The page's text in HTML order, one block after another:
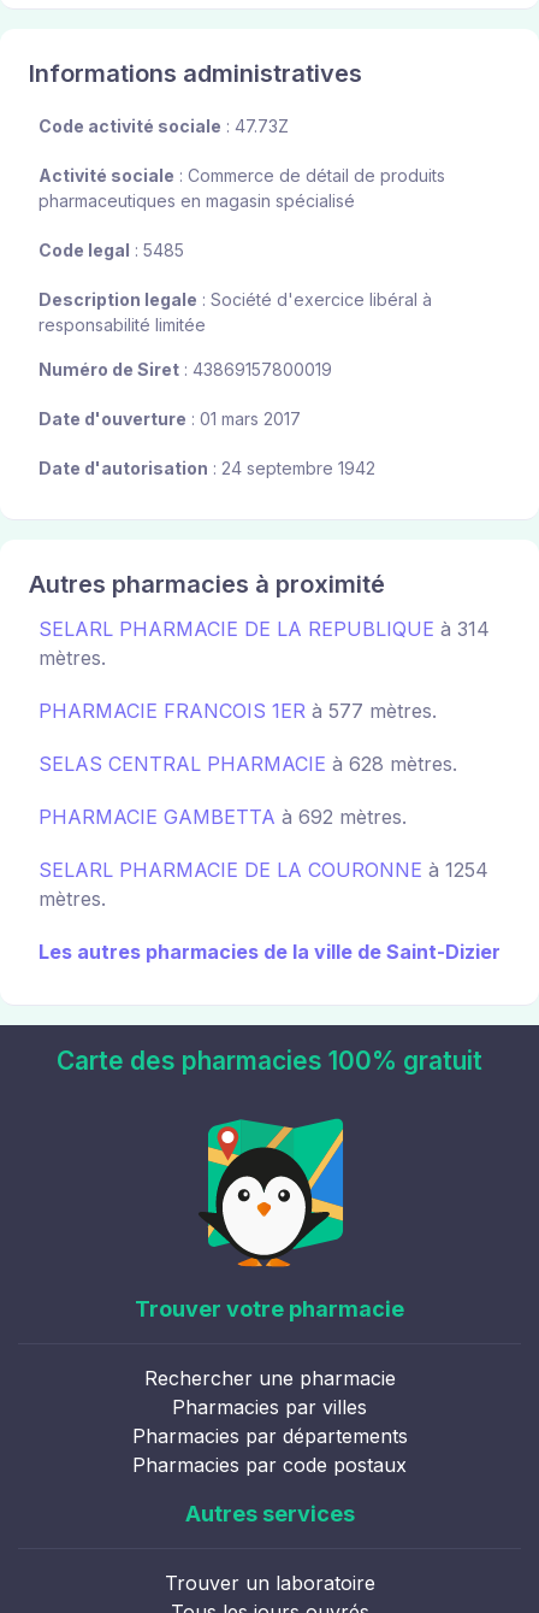
Informations administratives
Code activité sociale : 47.73Z
Activité sociale : Commerce de détail de produits
pharmaceutiques en magasin spécialisé
Code legal : 5485
Description legale : Société d'exercice libéral à
responsabilité limitée
Numéro de Siret : 43869157800019
Date d'ouverture : 01 mars 2017
Date d'autorisation : 24 septembre 1942
Autres pharmacies à proximité
SELARL PHARMACIE DE LA REPUBLIQUE à 314
mètres.
PHARMACIE FRANCOIS 1ER à 577 mètres.
SELAS CENTRAL PHARMACIE à 628 mètres.
PHARMACIE GAMBETTA à 692 mètres.
SELARL PHARMACIE DE LA COURONNE à 1254
mètres.
Les autres pharmacies de la ville de Saint-Dizier
Carte des pharmacies 100% gratuit
Trouver votre pharmacie
Rechercher une pharmacie
Pharmacies par villes
Pharmacies par départements
Pharmacies par code postaux
Autres services
Trouver un laboratoire